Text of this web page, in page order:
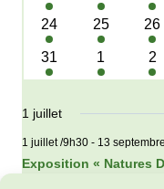
évènementévènement
1
évènement
24
1
évènement
25
1
26
1
évènement
31
1
1
1
2
1 juillet
1 juillet /9h30 - 13
Exposition « Natures